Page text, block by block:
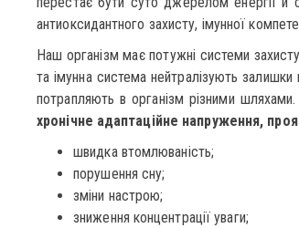
антиоксидантного захисту, імунної
Наш організм має потужні системи
та імунна система нейтралізують залишки
потрапляють в організм різними
хронічне адаптаційне напруження,
швидка втомлюваність;
порушення сну;
зміни настрою;
зниження концентрації уваги;